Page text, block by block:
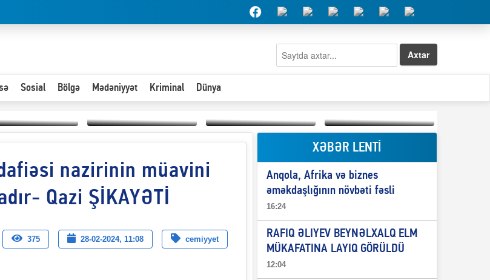
Axtar
Sosial Bölgə Mədəniyyət Kriminal Dünya
giriş vizası —
cibində
Hər an ən çətin savaşa
hazır olmalıyıq-
ZƏLİMXAN
MƏMMƏDLİ YAZIR
“Qeyri-səlis məntiq və
dil-nitq” elmimizə
Elşad Abdullayevin
erməniləri
maliyyələşdirən oğlu
niyə Azərbaycana
ekstradisiya olunmur?
nazirinin müavini
Qazi ŞİKAYƏTİ
375 28-02-2024, 11:08 cemiyyet
XƏBƏR LENTİ
Anqola, Afrika və biznes
əməkdaşlığının növbəti fəsli
16:24
RAFIQ ƏLIYEV BEYNƏLXALQ ELM
MÜKAFATINA LAYIQ GÖRÜLDÜ
12:04